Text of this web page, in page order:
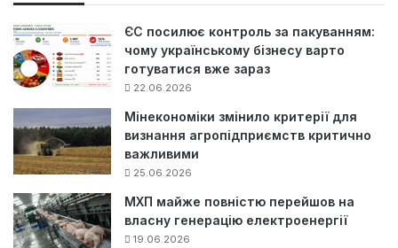
ЄС посилює контроль за пакуванням:
чому українському бізнесу варто
готуватися вже зараз
22.06.2026
Мінекономіки змінило критерії для
визнання агропідприємств критично
важливими
25.06.2026
МХП майже повністю перейшов на
власну генерацію електроенергії
19.06.2026